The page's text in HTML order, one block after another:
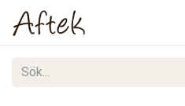
Hoppa till innehåll